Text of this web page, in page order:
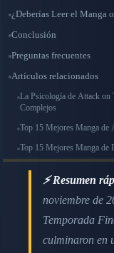
¿Deberías Leer el Manga
Conclusión
Preguntas frecuentes
Artículos relacionados
La Psicología de Attack on
Complejos
Top 15 Mejores Manga de
Top 15 Mejores Manga de
⚡ Resumen
noviembre de
Temporada
culminaron en